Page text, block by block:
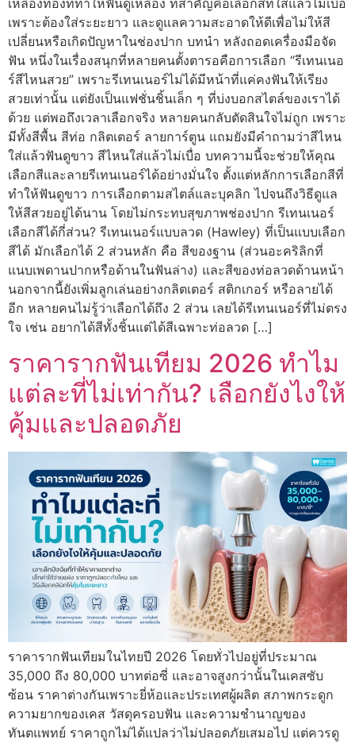
เหลืองทองที่ทำให้ฟันดูเหลือง ที่สำคัญคือเลือกสีที่ใส่แล้วไม่เบื่อ
เพราะต้องใส่ระยะยาว และดูแลความสะอาดให้ดีเพื่อไม่ให้สี
เปลี่ยนหรือเกิดปัญหาในช่องปาก บทนำ หลังถอดเครื่องมือจัด
ฟัน หนึ่งในเรื่องสนุกที่หลายคนตั้งตารอคือการเลือก “รีเทนเนอ
ร์สีไหนสวย” เพราะรีเทนเนอร์ไม่ได้มีหน้าที่แค่คงฟันให้เรียง
สวยเท่านั้น แต่ยังเป็นแฟชั่นชิ้นเล็ก ๆ ที่บ่งบอกสไตล์ของเราได้
ด้วย แต่พอถึงเวลาเลือกจริง หลายคนกลับตัดสินใจไม่ถูก เพราะ
มีทั้งสีพื้น สีท่อ กลิตเตอร์ ลายการ์ตูน แถมยังมีคำถามว่าสีไหน
ใส่แล้วฟันดูขาว สีไหนใส่แล้วไม่เบื่อ บทความนี้จะช่วยให้คุณ
เลือกสีและลายรีเทนเนอร์ได้อย่างมั่นใจ ตั้งแต่หลักการเลือกสีที่
ทำให้ฟันดูขาว การเลือกตามสไตล์และบุคลิก ไปจนถึงวิธีดูแล
ให้สีสวยอยู่ได้นาน โดยไม่กระทบสุขภาพช่องปาก รีเทนเนอร์
เลือกสีได้กี่ส่วน? รีเทนเนอร์แบบลวด (Hawley) ที่เป็นแบบเลือก
สีได้ มักเลือกได้ 2 ส่วนหลัก คือ สีของฐาน (ส่วนอะคริลิกที่
แนบเพดานปากหรือด้านในฟันล่าง) และสีของท่อลวดด้านหน้า
นอกจากนี้ยังเพิ่มลูกเล่นอย่างกลิตเตอร์ สติกเกอร์ หรือลายได้
อีก หลายคนไม่รู้ว่าเลือกได้ถึง 2 ส่วน เลยได้รีเทนเนอร์ที่ไม่ตรง
ใจ เช่น อยากได้สีทั้งชิ้นแต่ได้สีเฉพาะท่อลวด […]
ราคารากฟันเทียม 2026 ทำไม
แต่ละที่ไม่เท่ากัน? เลือกยังไงให้
คุ้มและปลอดภัย
ราคารากฟันเทียมในไทยปี 2026 โดยทั่วไปอยู่ที่ประมาณ
35,000 ถึง 80,000 บาทต่อซี่ และอาจสูงกว่านั้นในเคสซับ
ซ้อน ราคาต่างกันเพราะยี่ห้อและประเทศผู้ผลิต สภาพกระดูก
ความยากของเคส วัสดุครอบฟัน และความชำนาญของ
ทันตแพทย์ ราคาถูกไม่ได้แปลว่าไม่ปลอดภัยเสมอไป แต่ควรดู